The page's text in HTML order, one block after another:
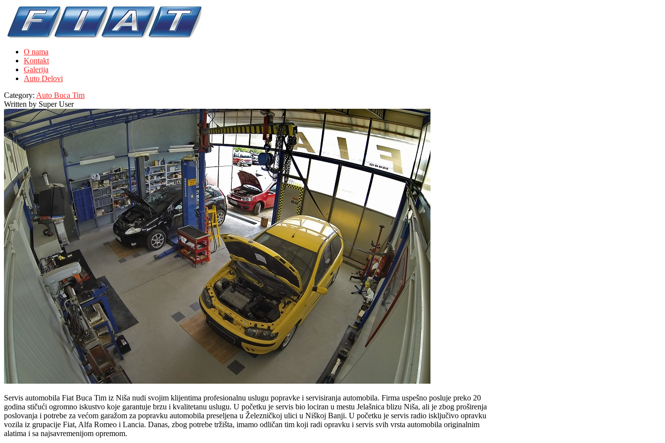
O nama
Kontakt
Galerija
Auto Delovi
Category: Auto Buca Tim
Written by Super User
Servis automobila Fiat Buca Tim iz Niša nudi svojim klijentima profesionalnu uslugu popravke i servisiranja automobila. Firma uspešno posluje preko 20
godina stičući ogromno iskustvo koje garantuje brzu i kvalitetanu uslugu. U početku je servis bio lociran u mestu Jelašnica blizu Niša, ali je zbog proširenja
poslovanja i potrebe za većom garažom za popravku automobila preseljena u Železničkoj ulici u Niškoj Banji. U početku je servis radio isključivo opravku
vozila iz grupacije Fiat, Alfa Romeo i Lancia. Danas, zbog potrebe tržišta, imamo odličan tim koji radi opravku i servis svih vrsta automobila originalnim
alatima i sa najsavremenijom opremom.